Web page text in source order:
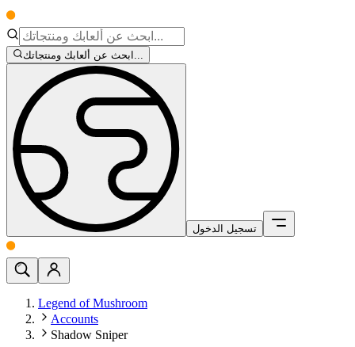
ابحث عن ألعابك ومنتجاتك...
تسجيل الدخول
Legend of Mushroom
Accounts
Shadow Sniper